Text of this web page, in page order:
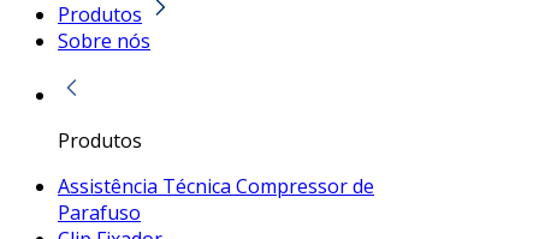
Produtos
Sobre nós
Produtos
Assistência Técnica Compressor de
Parafuso